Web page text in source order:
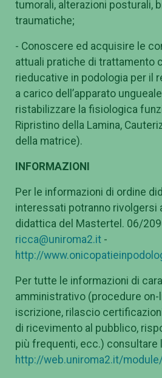
tumorali, alterazioni posturali,
traumatiche;
- Conoscere ed acquisire le
attuali pratiche di trattamento
rieducative in podologia per il
a carico dell’apparato
ristabilizzare la fisiologica
Ripristino della Lamina,
della matrice).
INFORMAZIONI
Per le informazioni di ordine
interessati potranno rivolgersi
didattica del Mastertel. 06/
ricca@uniroma2.it -
http://
Per tutte le informazioni di
amministrativo (procedure
iscrizione, rilascio
di ricevimento al pubblico,
più frequenti, ecc.) consultare
http://web.uniroma2.it/